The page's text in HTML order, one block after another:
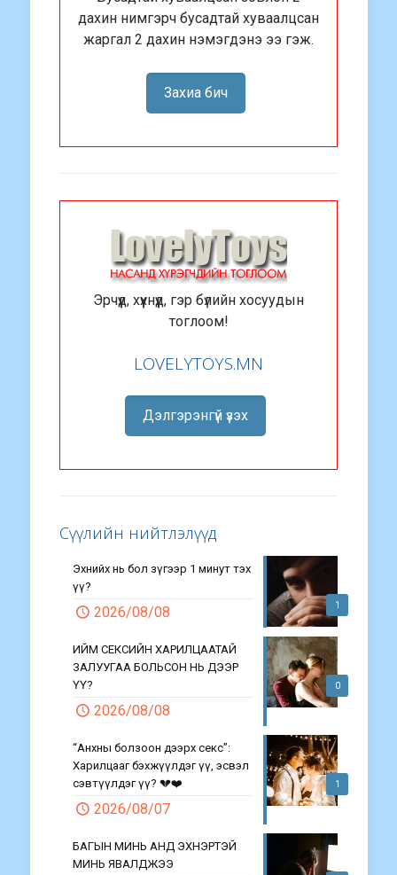
дахин нимгэрч бусадтай хуваалцсан
жаргал 2 дахин нэмэгдэнэ ээ гэж.
Захиа бич
Эрчүүд, хүүхнүүд, гэр бүлийн хосуудын
тоглоом!
LOVELYTOYS.MN
Дэлгэрэнгүй үзэх
Сүүлийн нийтлэлүүд
1
Эхнийх нь бол зүгээр 1 минут тэх
үү?
2026/08/08
0
ИЙМ СЕКСИЙН ХАРИЛЦААТАЙ
ЗАЛУУГАА БОЛЬСОН НЬ ДЭЭР
ҮҮ?
2026/08/08
1
“Анхны болзоон дээрх секс”:
Харилцааг бэхжүүлдэг үү, эсвэл
сэвтүүлдэг үү? 💔❤️
2026/08/07
БАГЫН МИНЬ АНД ЭХНЭРТЭЙ
МИНЬ ЯВАЛДЖЭЭ